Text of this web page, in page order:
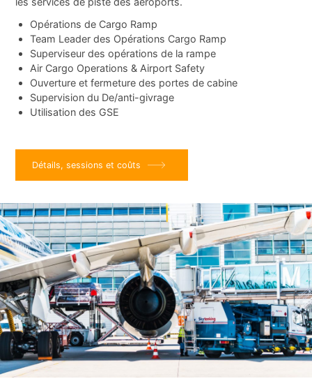
Opérations de Cargo Ramp
Team Leader des Opérations Cargo Ramp
Superviseur des opérations de la rampe
Air Cargo Operations & Airport Safety
Ouverture et fermeture des portes de cabine
Supervision du De/anti-givrage
Utilisation des GSE
Détails, sessions et coûts